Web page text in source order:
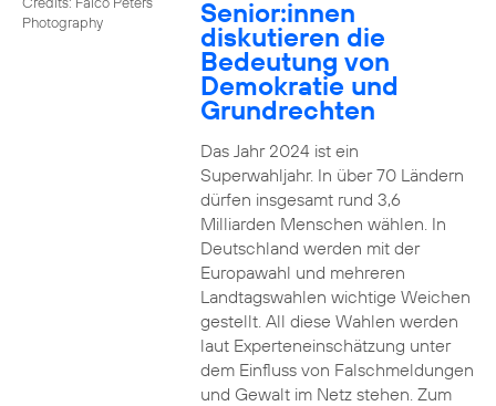
Photography
Senior:innen
diskutieren die
Bedeutung von
Demokratie und
Grundrechten
Das Jahr 2024 ist ein
Superwahljahr. In über 70 Ländern
dürfen insgesamt rund 3,6
Milliarden Menschen wählen. In
Deutschland werden mit der
Europawahl und mehreren
Landtagswahlen wichtige Weichen
gestellt. All diese Wahlen werden
laut Experteneinschätzung unter
dem Einfluss von Falschmeldungen
und Gewalt im Netz stehen. Zum